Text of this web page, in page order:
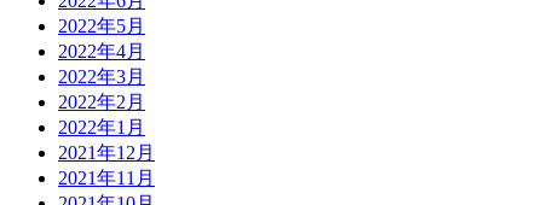
2022年5月
2022年4月
2022年3月
2022年2月
2022年1月
2021年12月
2021年11月